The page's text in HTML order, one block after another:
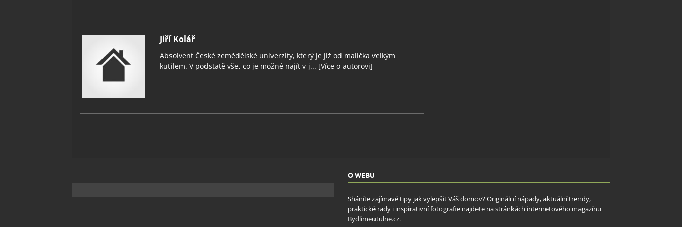
Jiří Kolář
Absolvent České zemědělské univerzity, který je již od malička velkým
kutilem. V podstatě vše, co je možné najít v j... [Více o autorovi]
O WEBU
Sháníte zajímavé tipy jak vylepšit Váš domov? Originální nápady, aktuální trendy,
praktické rady i inspirativní fotografie najdete na stránkách internetového magazínu
Bydlimeutulne.cz.